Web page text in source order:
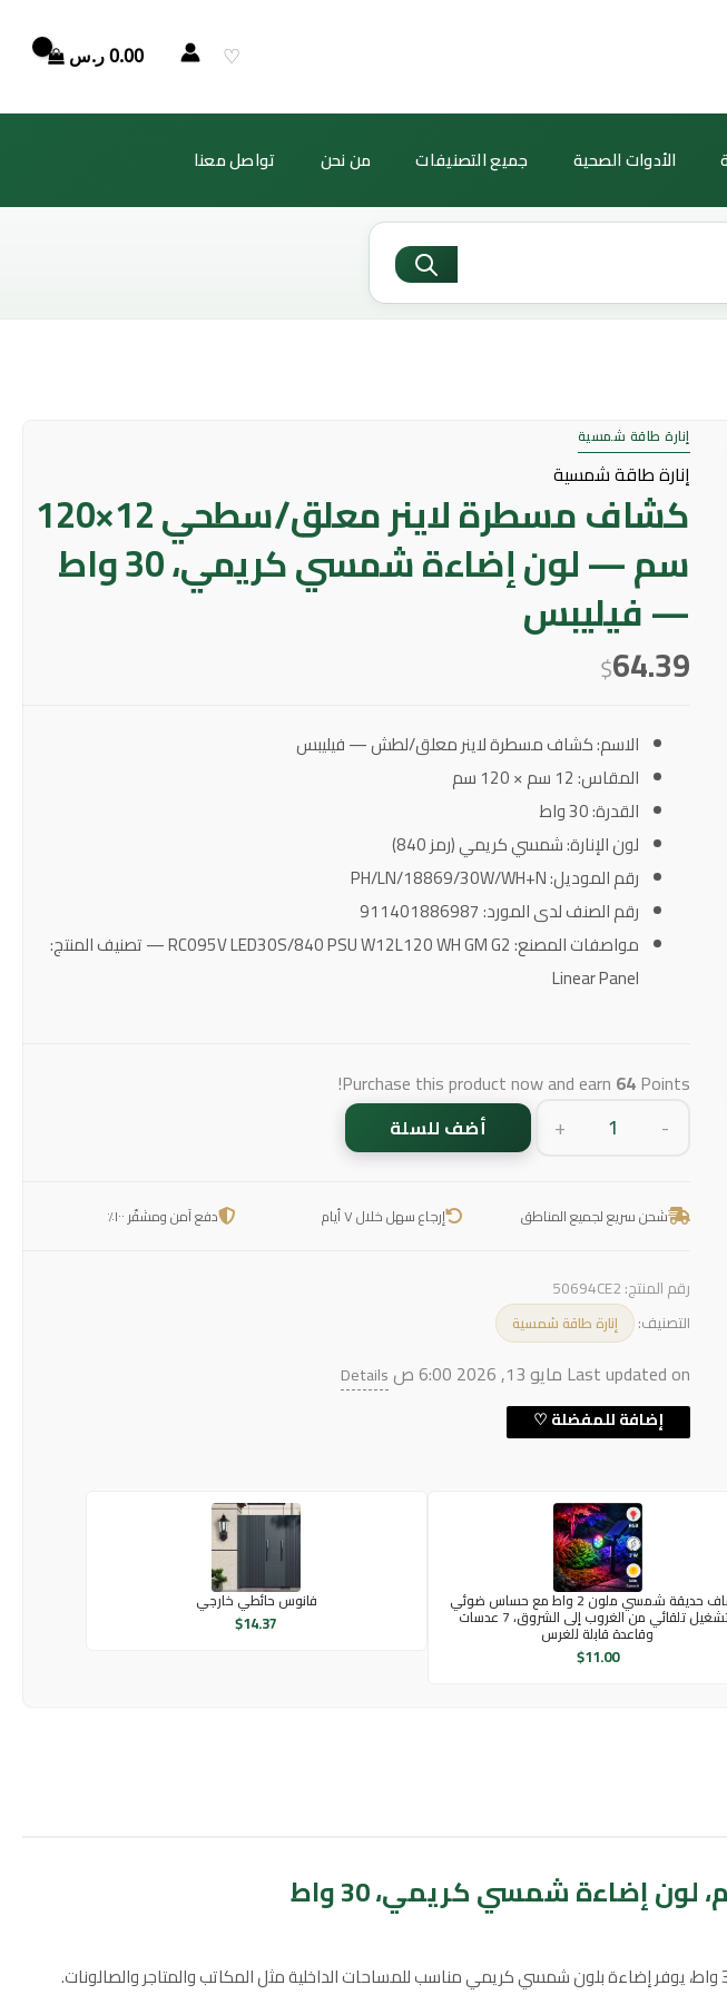
♡
0.00ر.س
الأدوات الصحية جميع التصنيفات من نحن تواصل معنا
إنارة طاقة شمسية
إنارة طاقة شمسية
كشاف مسطرة لاينر معلق/سطحي 12×120
سم — لون إضاءة شمسي كريمي، 30 واط
— فيليبس
$64.39
الاسم: كشاف مسطرة لاينر معلق/لطش — فيليبس
المقاس: 12 سم × 120 سم
القدرة: 30 واط
لون الإنارة: شمسي كريمي (رمز 840)
رقم الموديل: PH/LN/18869/30W/WH+N
رقم الصنف لدى المورد: 911401886987
مواصفات المصنع: RC095V LED30S/840 PSU W12L120 WH GM G2 — تصنيف المنتج:
Linear Panel
Purchase this product now and earn 64Points!
-
سطحي
سم
إضاءة
واط
—
فيليبس
+ أضف للسلة
شحن سريع لجميع المناطق إرجاع سهل خلال ٧ أيام دفع آمن ومشفّر ١٠٠٪
رقم المنتج:50694CE2
التصنيف: إنارة طاقة شمسية
Last updated on مايو 13, 2026 6:00 ص Details
كشاف حديقة شمسي ملون 2 واط مع حساس ضوئي
وتشغيل تلقائي من الغروب إلى الشروق، 7 عدسات
وقاعدة قابلة للغرس
$11.00
فانوس حائطي خارجي
$14.37